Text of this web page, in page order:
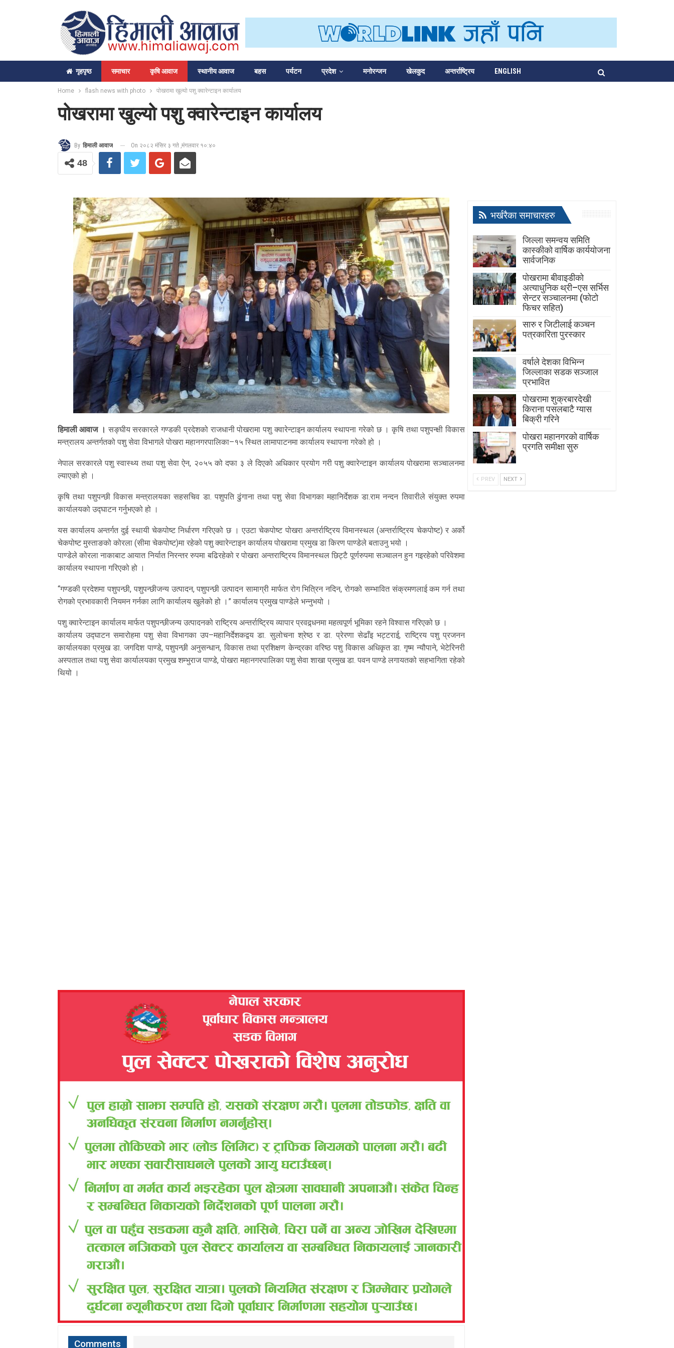
गृहपृष्‍ठ समाचार कृषि आवाज स्थानीय आवाज बहस पर्यटन प्रदेश मनोरन्जन खेलकुद अन्तर्राष्ट्रिय ENGLISH
Home flash news with photo पोखरामा खुल्यो पशु क्वारेन्टाइन कार्यालय
पोखरामा खुल्यो पशु क्वारेन्टाइन कार्यालय
By हिमाली आवाज On २०८२ मंसिर ३ गते ,मंगलवार १०:४०
48
हिमाली आवाज । सङ्घीय सरकारले गण्डकी प्रदेशको राजधानी पोखरामा पशु क्वारेन्टाइन कार्यालय स्थापना गरेको छ । कृषि तथा पशुपन्क्षी विकास
मन्त्रालय अन्तर्गतको पशु सेवा विभागले पोखरा महानगरपालिका–१५ स्थित लामापाटनमा कार्यालय स्थापना गरेको हो ।
नेपाल सरकारले पशु स्वास्थ्य तथा पशु सेवा ऐन, २०५५ को दफा ३ ले दिएको अधिकार प्रयोग गरी पशु क्वारेन्टाइन कार्यालय पोखरामा सञ्चालनमा
ल्याएको हो ।
कृषि तथा पशुपन्छी विकास मन्त्रालयका सहसचिव डा. पशुपति ढुंगाना तथा पशु सेवा विभागका महानिर्देशक डा.राम नन्दन तिवारीले संयुक्त रुपमा
कार्यालयको उद्घाटन गर्नुभएको हो ।
यस कार्यालय अन्तर्गत दुई स्थायी चेकपोष्ट निर्धारण गरिएको छ । एउटा चेकपोष्ट पोखरा अन्तर्राष्ट्रिय विमानस्थल (अन्तर्राष्ट्रिय चेकपोष्ट) र अर्को
चेकपोष्ट मुस्ताङको कोरला (सीमा चेकपोष्ट)मा रहेको पशु क्वारेन्टाइन कार्यालय पोखरामा प्रमुख डा किरण पाण्डेले बताउनु भयो ।
पाण्डेले कोरला नाकाबाट आयात निर्यात निरन्तर रुपमा बढिरहेको र पोखरा अन्तराष्ट्रिय विमानस्थल छिट्टै पूर्णरुपमा सञ्चालन हुन गइरहेको परिवेशमा
कार्यालय स्थापना गरिएको हो ।
“गण्डकी प्रदेशमा पशुपन्छी, पशुपन्छीजन्य उत्पादन, पशुपन्छी उत्पादन सामाग्री मार्फत रोग भित्रिन नदिन, रोगको सम्भावित संक्रमणलाई कम गर्न तथा
रोगको प्रभावकारी नियमन गर्नका लागि कार्यालय खुलेको हो ।” कार्यालय प्रमुख पाण्डेले भन्नुभयो ।
पशु क्वारेन्टाइन कार्यालय मार्फत पशुपन्छीजन्य उत्पादनको राष्ट्रिय अन्तर्राष्ट्रिय व्यापार प्रवद्र्धनमा महत्वपूर्ण भूमिका रहने विश्वास गरिएको छ ।
कार्यालय उद्घाटन समारोहमा पशु सेवा विभागका उप–महानिर्देशकद्वय डा. सुलोचना श्रेष्ठ र डा. प्रेरणा सेढाँइ भट्टराई, राष्ट्रिय पशु प्रजनन
कार्यालयका प्रमुख डा. जगदिश पाण्डे, पशुपन्छी अनुसन्धान, विकास तथा प्रशिक्षण केन्द्रका वरिष्ठ पशु विकास अधिकृत डा. गृष्म न्यौपाने, भेटेरिनरी
अस्पताल तथा पशु सेवा कार्यालयका प्रमुख शम्भुराज पाण्डे, पोखरा महानगरपालिका पशु सेवा शाखा प्रमुख डा. पवन पाण्डे लगायतको सहभागिता रहेको
थियो ।
Comments
भर्खरैका समाचारहरु
जिल्ला समन्वय समिति
कास्कीको वार्षिक कार्ययोजना
सार्वजनिक
पोखरामा बीवाइडीको
अत्याधुनिक थ्री–एस सर्भिस
सेन्टर सञ्चालनमा (फोटो
फिचर सहित)
सारु र जिटीलाई कञ्चन
पत्रकारिता पुरस्कार
वर्षाले देशका विभिन्न
जिल्लाका सडक सञ्जाल
प्रभावित
पोखरामा शुक्रबारदेखी
किराना पसलबाटै ग्यास
बिक्री गरिने
पोखरा महानगरको वार्षिक
प्रगति समीक्षा सुरु
PREV NEXT